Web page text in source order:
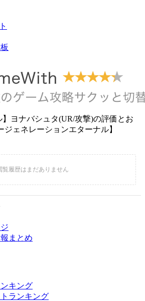
】ヨナバシュタ(UR/攻撃)の評価とお
ェネレーションエターナル】
まとめ
キング
ランキング